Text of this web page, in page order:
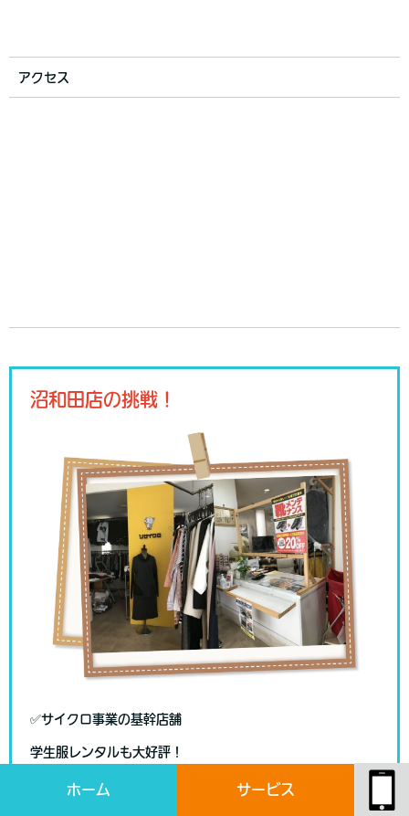
ホーム サービス
アクセス
沼和田店の挑戦！
✅サイクロ事業の基幹店舗
学生服レンタルも大好評！
全てクリーニング済。